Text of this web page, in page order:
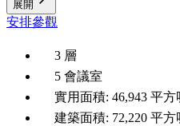
展開
安排參觀
3 層
5 會議室
實用面積: 46,943 平方
建築面積: 72,220 平方